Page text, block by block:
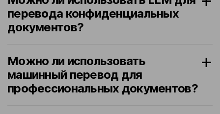
перевода конфиденциальных
документов?
Можно ли использовать
машинный перевод для
профессиональных документов?